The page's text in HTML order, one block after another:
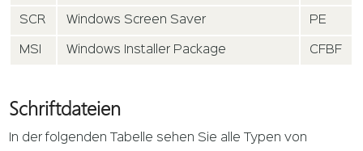
SCR Windows Screen Saver PE
MSI Windows Installer Package CFBF
Schriftdateien
In der folgenden Tabelle sehen Sie alle Typen von